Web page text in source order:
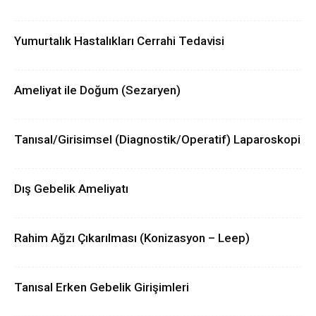
Yumurtalık Hastalıkları Cerrahi Tedavisi
Ameliyat ile Doğum (Sezaryen)
Tanısal/Girisimsel (Diagnostik/Operatif) Laparoskopi
Dış Gebelik Ameliyatı
Rahim Ağzı Çıkarılması (Konizasyon – Leep)
Tanısal Erken Gebelik Girişimleri